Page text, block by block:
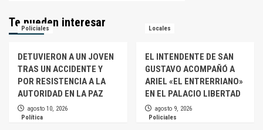
Te pueden interesar
Policiales
DETUVIERON A UN JOVEN
TRAS UN ACCIDENTE Y
POR RESISTENCIA A LA
AUTORIDAD EN LA PAZ
agosto 10, 2026
Locales
EL INTENDENTE DE SAN
GUSTAVO ACOMPAÑÓ A
ARIEL «EL ENTRERRIANO»
EN EL PALACIO LIBERTAD
agosto 9, 2026
Política
Policiales